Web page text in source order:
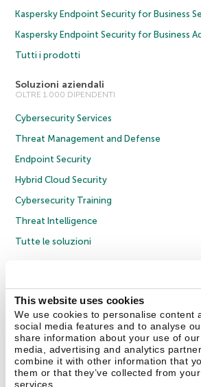
This website uses cookies
We use cookies to personalise content
social media features and to analyse
share information about your use of
media, advertising and analytics
combine it with other information that
them or that they’ve collected from
services.
Kaspersky Endpoint Security for Business
Kaspersky Endpoint Security for Business
Tutti i prodotti
Soluzioni aziendali
OLTRE 1.000 DIPENDENTI
Cybersecurity Services
Threat Management and Defense
Endpoint Security
Hybrid Cloud Security
Cybersecurity Training
Threat Intelligence
Tutte le soluzioni
Policy anticorruzione
Contratto di licenza B2C
Cookies
Contatti Chi siamo Partner Blog Centro
Securelist Eugene Personal Blog Encyclopedia